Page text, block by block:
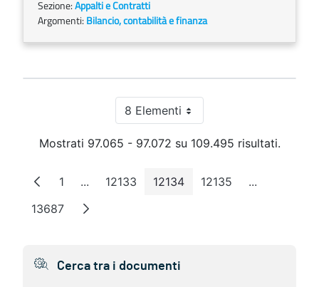
Sezione:Appalti e Contratti
Argomenti: Bilancio, contabilità e finanza
8 ElementiPer pagina
Mostrati 97.065 - 97.072 su 109.495 risultati.
Pagina
1 ...Pagine intermedie
Pagina
12133 Pagina
12134 Pagina
12135 ...Pagine
Pagina
13687
Cerca tra i documenti